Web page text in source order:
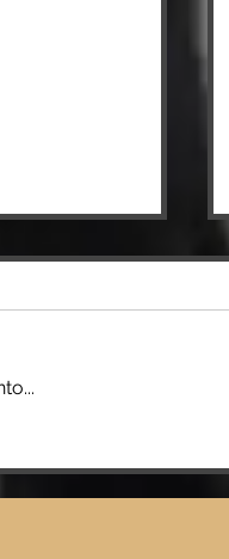
si
Real